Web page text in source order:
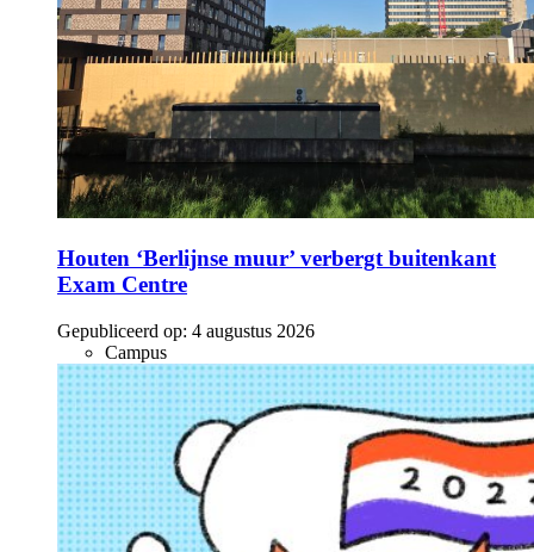
Houten ‘Berlijnse muur’ verbergt buitenkant
Exam Centre
Gepubliceerd op: 4 augustus 2026
Campus